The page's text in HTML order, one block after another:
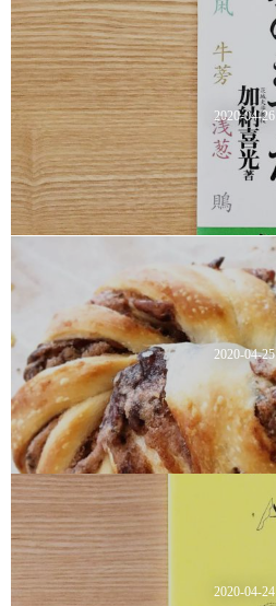
2020-04-26
2020-04-25
2020-04-24